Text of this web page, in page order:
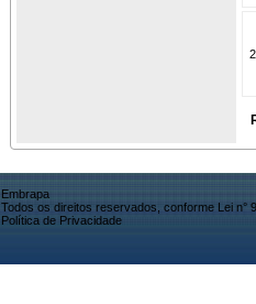
Embrapa
Todos os direitos reservados, conforme Lei n°
Política de Privacidade